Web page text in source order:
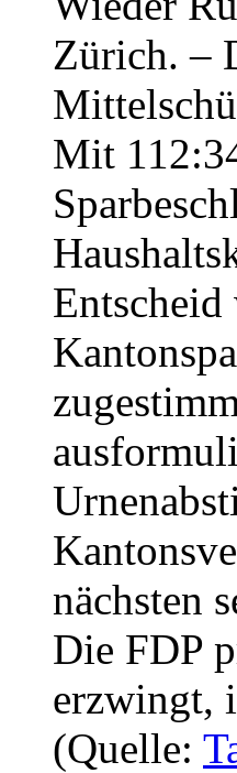
Zürich. –
Mit
nächsten
Die FDP
erzwingt,
(Quelle: